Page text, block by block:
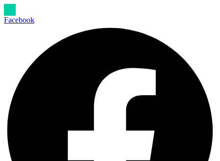
al
contenido
Facebook